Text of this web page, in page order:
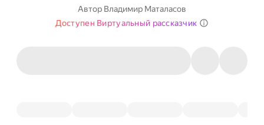
Автор Владимир Маталасов
Доступен Виртуальный рассказчик